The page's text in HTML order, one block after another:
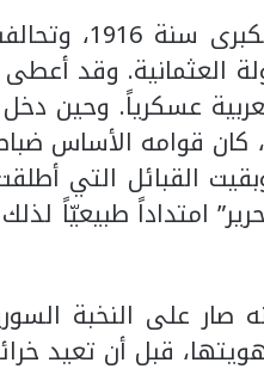
اندلعت
العثمانية. وقد
عسكرياً. وحين
وأوائل أكتوبر سنة 1918، كان
القبائل التي
امتداداً طبيعيّاً
صار على النخبة
قبل أن تعيد